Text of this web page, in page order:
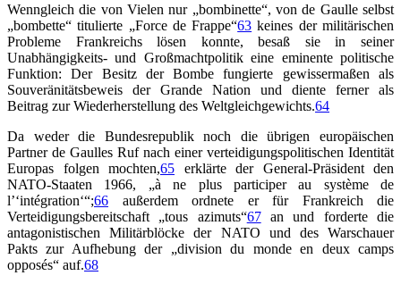
Wenngleich die von Vielen nur „bombinette“, von de Gaulle selbst
„bombette“ titulierte „Force de Frappe“63 keines der militärischen
Probleme Frankreichs lösen konnte, besaß sie in seiner
Unabhängigkeits- und Großmachtpolitik eine eminente politische
Funktion: Der Besitz der Bombe fungierte gewissermaßen als
Souveränitätsbeweis der Grande Nation und diente ferner als
Beitrag zur Wiederherstellung des Weltgleichgewichts.64
Da weder die Bundesrepublik noch die übrigen europäischen
Partner de Gaulles Ruf nach einer verteidigungspolitischen Identität
Europas folgen mochten,65 erklärte der General-Präsident den
NATO-Staaten 1966, „à ne plus participer au système de
l’‘intégration‘“;66 außerdem ordnete er für Frankreich die
Verteidigungsbereitschaft „tous azimuts“67an und forderte die
antagonistischen Militärblöcke der NATO und des Warschauer
Pakts zur Aufhebung der „division du monde en deux camps
opposés“ auf.68